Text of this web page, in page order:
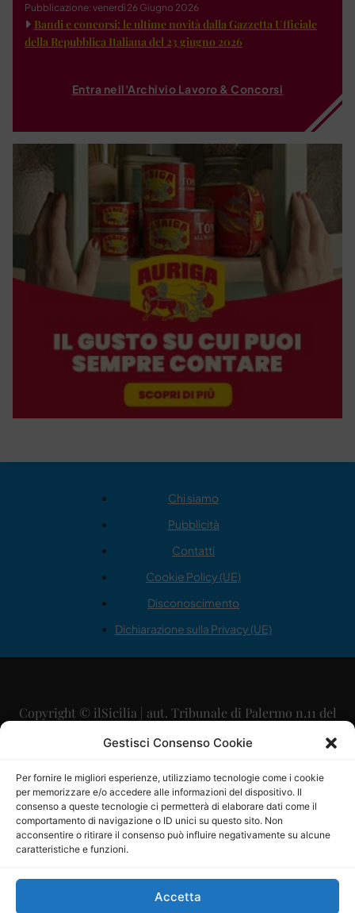
Gestisci Consenso Cookie
Per fornire le migliori esperienze, utilizziamo tecnologie come i cookie
per memorizzare e/o accedere alle informazioni del dispositivo. Il
consenso a queste tecnologie ci permetterà di elaborare dati come il
comportamento di navigazione o ID unici su questo sito. Non
acconsentire o ritirare il consenso può influire negativamente su alcune
caratteristiche e funzioni.
Accetta
Pubblicazione: venerdì 26 Giugno 2026
Bandi e concorsi: le ultime novità dalla Gazzetta Ufficiale
della Repubblica Italiana del 23 giugno 2026
Entra nell'Archivio Lavoro & Concorsi
Chi siamo
Pubblicità
Contatti
Cookie Policy (UE)
Disconoscimento
Dichiarazione sulla Privacy (UE)
Copyright © ilSicilia | aut. Tribunale di Palermo n.11 del
29/09/2015
Direttore Editoriale: Maurizio Scaglione
Direttore Responsabile: Maria Calabrese
P.IVA: 06334930820